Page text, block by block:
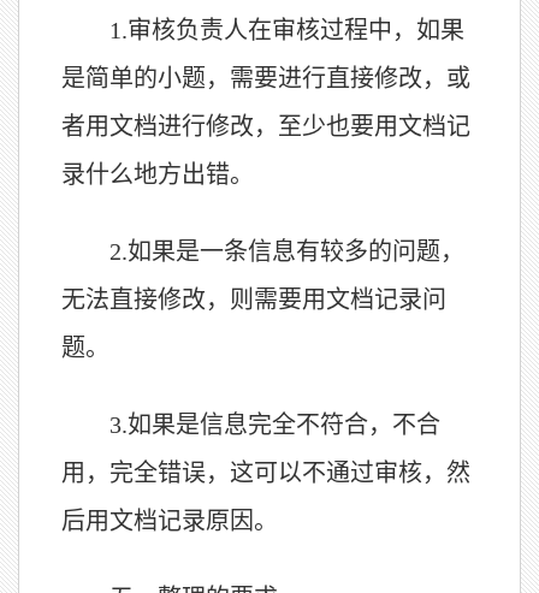
1.审核负责人在审核过程中，如果
是简单的小题，需要进行直接修改，或
者用文档进行修改，至少也要用文档记
录什么地方出错。
2.如果是一条信息有较多的问题，
无法直接修改，则需要用文档记录问
题。
3.如果是信息完全不符合，不合
用，完全错误，这可以不通过审核，然
后用文档记录原因。